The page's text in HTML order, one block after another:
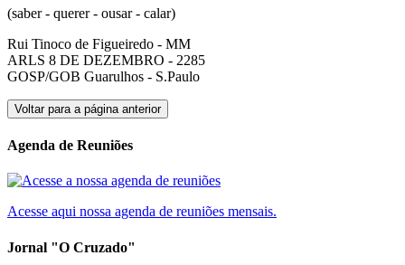
(saber - querer - ousar - calar)
Rui Tinoco de Figueiredo - MM
ARLS 8 DE DEZEMBRO - 2285
GOSP/GOB Guarulhos - S.Paulo
Voltar para a página anterior
Agenda de Reuniões
Acesse aqui nossa agenda de reuniões mensais.
Jornal "O Cruzado"